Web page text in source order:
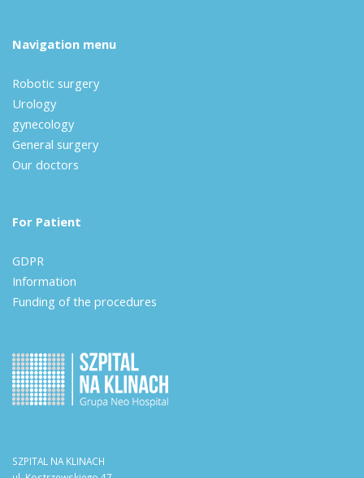
Navigation menu
Robotic surgery
Urology
gynecology
General surgery
Our doctors
For Patient
GDPR
Information
Funding of the procedures
SZPITAL NA KLINACH